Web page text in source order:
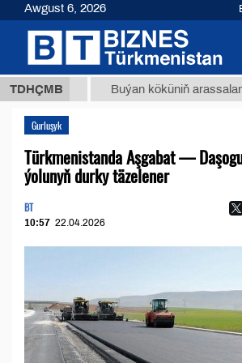
TDHÇMB
ТМТ Buýan köküniň
Gurluşyk
Türkmenistanda Aşgabat —
ýolunyň durky täzelener
BT
10:57 22.04.2026
Awgust 6, 2026